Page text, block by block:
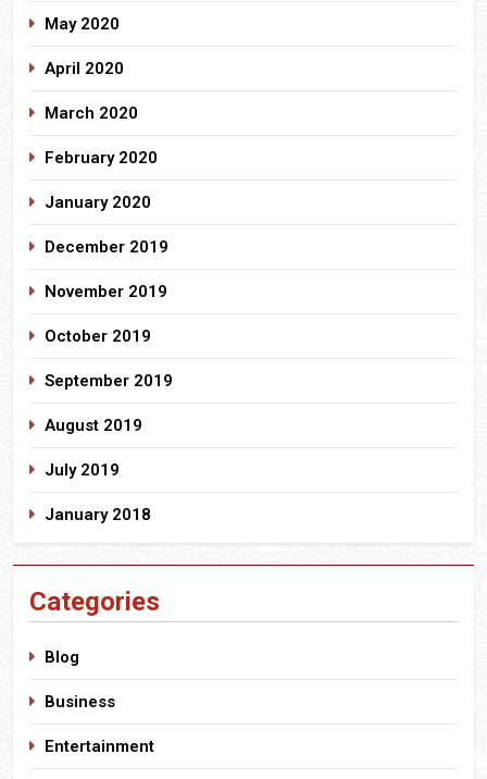
May 2020
April 2020
March 2020
February 2020
January 2020
December 2019
November 2019
October 2019
September 2019
August 2019
July 2019
January 2018
Categories
Blog
Business
Entertainment